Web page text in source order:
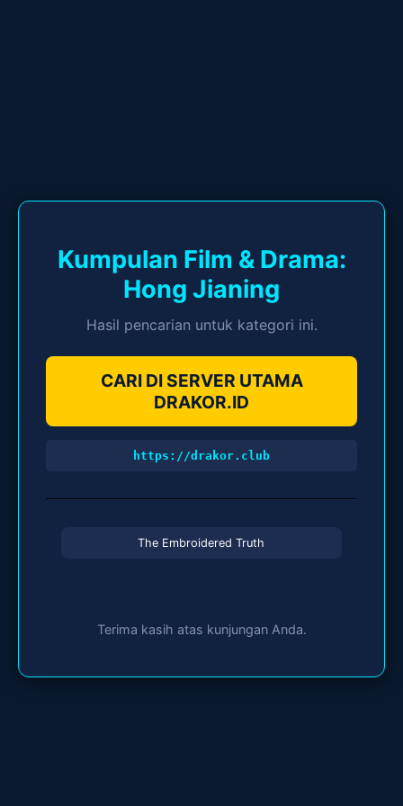
Kumpulan Film & Drama:
Hong Jianing
Hasil pencarian untuk kategori ini.
CARI DI SERVER UTAMA
DRAKOR.ID
https://drakor.club
The Embroidered Truth
Terima kasih atas kunjungan Anda.